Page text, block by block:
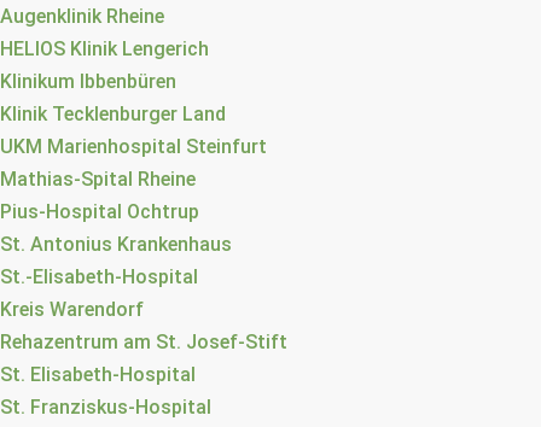
Augenklinik Rheine
HELIOS Klinik Lengerich
Klinikum Ibbenbüren
Klinik Tecklenburger Land
UKM Marienhospital Steinfurt
Mathias-Spital Rheine
Pius-Hospital Ochtrup
St. Antonius Krankenhaus
St.-Elisabeth-Hospital
Kreis Warendorf
Rehazentrum am St. Josef-Stift
St. Elisabeth-Hospital
St. Franziskus-Hospital